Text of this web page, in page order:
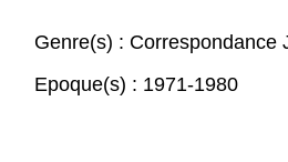
Genre(s) : Correspondance
Epoque(s) : 1971-1980